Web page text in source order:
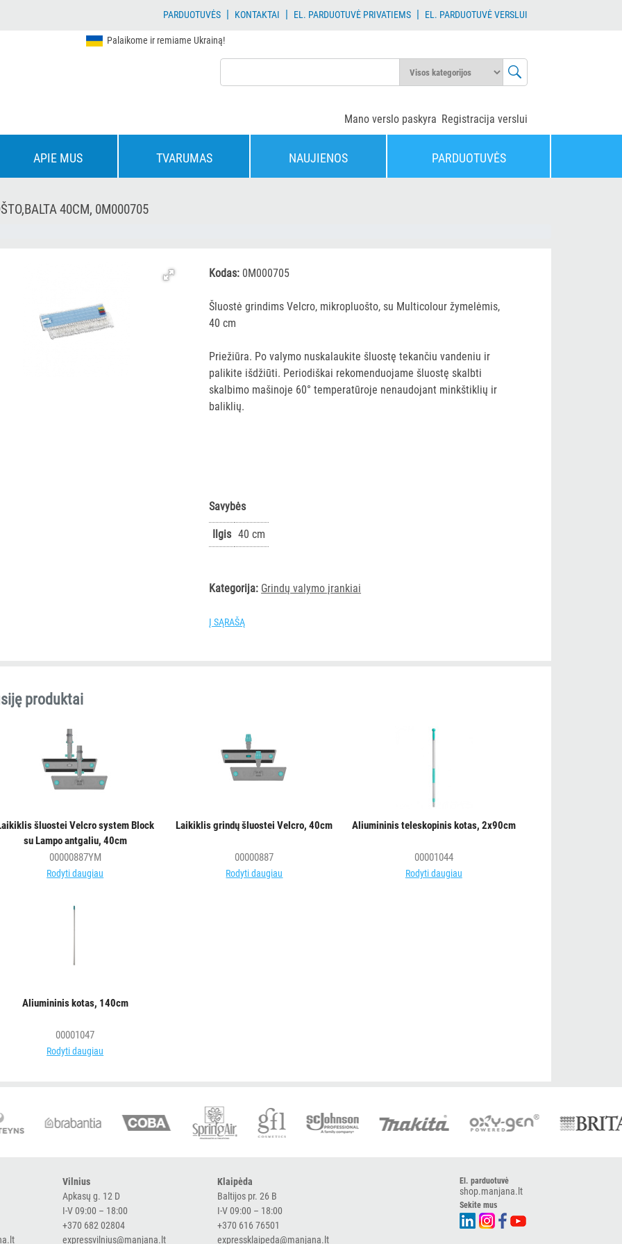
PARDUOTUVĖS| KONTAKTAI | EL. PARDUOTUVĖ PRIVATIEMS| EL. PARDUOTUVĖ VERSLUI
Palaikome ir remiame Ukrainą!
Registracija verslui
Mano verslo paskyra
APIE MUS TVARUMAS NAUJIENOS PARDUOTUVĖS
40CM, 0M000705
Kodas: 0M000705
Šluostė grindims Velcro, mikropluošto, su Multicolour žymelėmis,
40 cm
Priežiūra. Po valymo nuskalaukite šluostę tekančiu vandeniu ir
palikite išdžiūti. Periodiškai rekomenduojame šluostę skalbti
skalbimo mašinoje 60° temperatūroje nenaudojant minkštiklių ir
baliklių.
Savybės
Ilgis 40 cm
Kategorija: Grindų valymo įrankiai
Į SĄRAŠĄ
produktai
šluostei Velcro system Block
su Lampo antgaliu, 40cm
00000887YM
Rodyti daugiau
Laikiklis grindų šluostei Velcro, 40cm
00000887
Rodyti daugiau
Aliumininis teleskopinis kotas, 2x90cm
00001044
Rodyti daugiau
Aliumininis kotas, 140cm
00001047
Rodyti daugiau
Vilnius
Apkasų g. 12 D
I-V 09:00 – 18:00
+370 682 02804
expressvilnius@manjana.lt
Klaipėda
Baltijos pr. 26 B
I-V 09:00 – 18:00
+370 616 76501
expressklaipeda@manjana.lt
El. parduotuvė
shop.manjana.lt
Sekite mus